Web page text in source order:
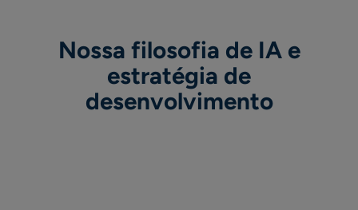
Nossa filosofia de IA e
estratégia de
desenvolvimento